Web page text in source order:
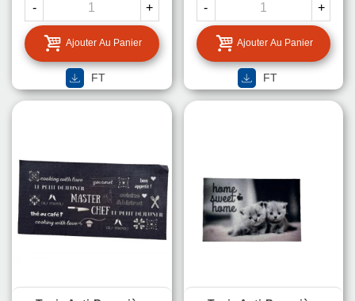
- +
Ajouter Au Panier
FT
- +
Ajouter Au Panier
FT